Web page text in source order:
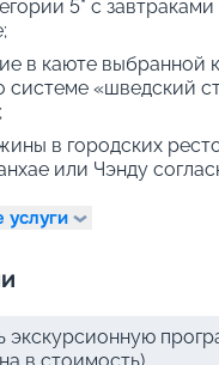
5* с
в каюте выбранной
системе «шведский
в городских
или Чэнду
услуги
экскурсионную